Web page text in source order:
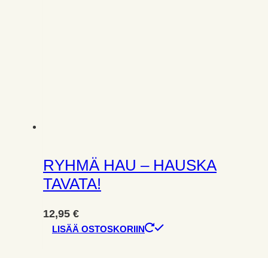
RYHMÄ HAU – HAUSKA
TAVATA!
12,95 €
LISÄÄ OSTOSKORIIN